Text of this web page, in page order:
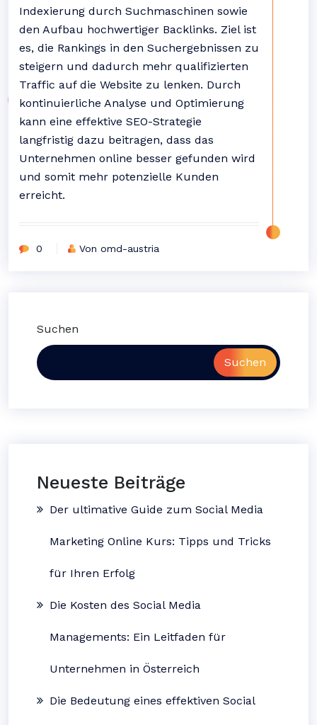
Indexierung durch Suchmaschinen sowie
den Aufbau hochwertiger Backlinks. Ziel ist
es, die Rankings in den Suchergebnissen zu
steigern und dadurch mehr qualifizierten
Traffic auf die Website zu lenken. Durch
kontinuierliche Analyse und Optimierung
kann eine effektive SEO-Strategie
langfristig dazu beitragen, dass das
Unternehmen online besser gefunden wird
und somit mehr potenzielle Kunden
erreicht.
0 Von omd-austria
Suchen
Suchen
Neueste Beiträge
Der ultimative Guide zum Social Media
Marketing Online Kurs: Tipps und Tricks
für Ihren Erfolg
Die Kosten des Social Media
Managements: Ein Leitfaden für
Unternehmen in Österreich
Die Bedeutung eines effektiven Social